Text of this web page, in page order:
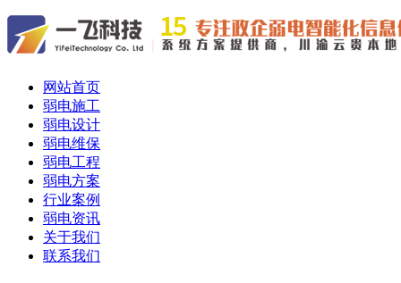
网站首页
弱电施工
弱电设计
弱电维保
弱电工程
弱电方案
行业案例
弱电资讯
关于我们
联系我们